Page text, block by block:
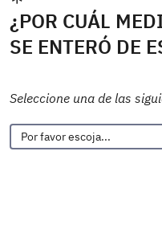
¿POR CUÁL
SE ENTERÓ DE
Seleccione una de las